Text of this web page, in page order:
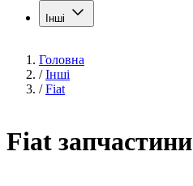
Інші
Головна
/ Інші
/ Fiat
Fiat запчастини